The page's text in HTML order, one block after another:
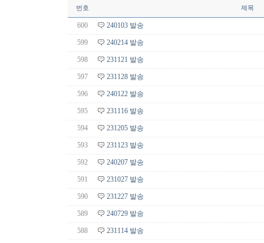
번호 제목
600 240103 발송
599 240214 발송
598 231121 발송
597 231128 발송
596 240122 발송
595 231116 발송
594 231205 발송
593 231123 발송
592 240207 발송
591 231027 발송
590 231227 발송
589 240729 발송
588 231114 발송